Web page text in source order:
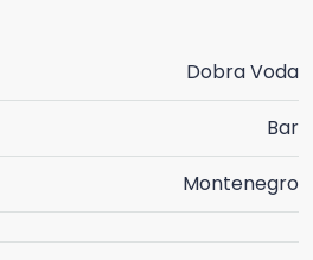
Dobra Voda
Bar
Montenegro